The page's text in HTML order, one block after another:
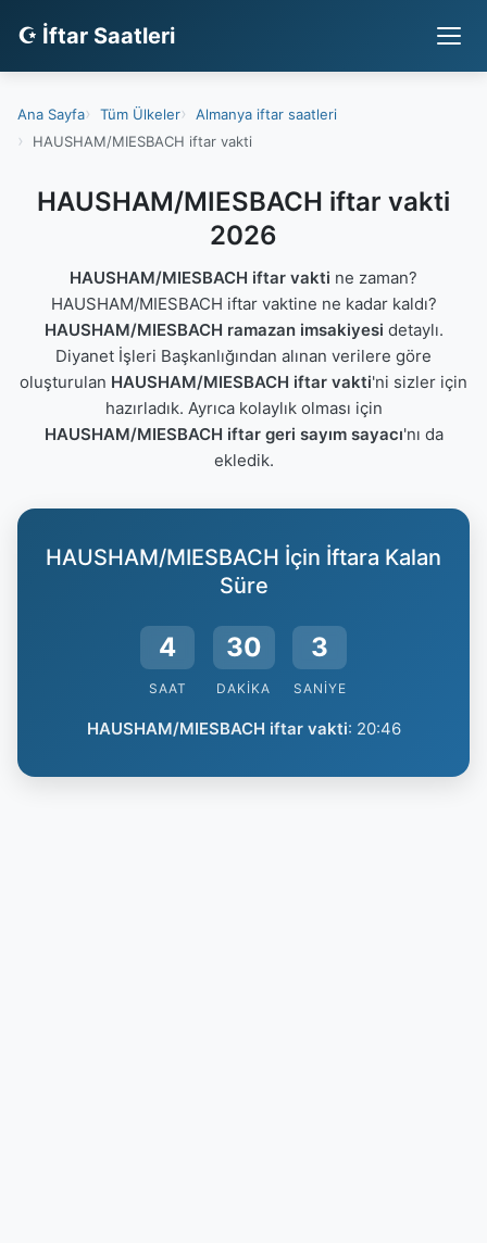
☪ İftar Saatleri
Ana Sayfa Tüm Ülkeler
Almanya iftar saatleri
HAUSHAM/MIESBACH iftar vakti
HAUSHAM/MIESBACH iftar vakti
2026
HAUSHAM/MIESBACH iftar vakti ne zaman?
HAUSHAM/MIESBACH iftar vaktine ne kadar kaldı?
HAUSHAM/MIESBACH ramazan imsakiyesi detaylı.
Diyanet İşleri Başkanlığından alınan verilere göre
oluşturulan HAUSHAM/MIESBACH iftar vakti'ni sizler için
hazırladık. Ayrıca kolaylık olması için
HAUSHAM/MIESBACH iftar geri sayım sayacı'nı da
ekledik.
HAUSHAM/MIESBACH İçin İftara Kalan
Süre
4
SAAT
30
DAKIKA
2
SANIYE
HAUSHAM/MIESBACH iftar vakti: 20:46